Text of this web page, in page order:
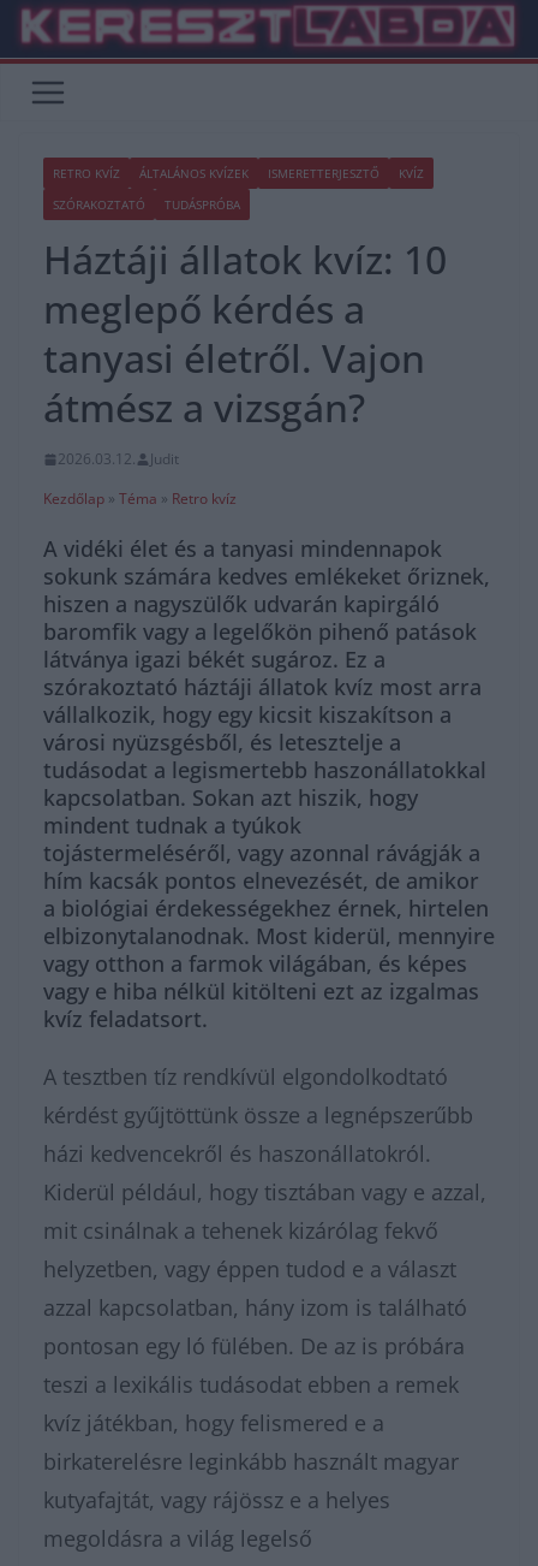
Skip
content
RETRO KVÍZ ÁLTALÁNOS KVÍZEK ISMERETTERJESZTŐ
KVÍZ
SZÓRAKOZTATÓ
TUDÁSPRÓBA
Háztáji állatok kvíz: 10
meglepő kérdés a
tanyasi életről. Vajon
átmész a vizsgán?
2026.03.12.
Judit
Kezdőlap » Téma » Retro kvíz
A vidéki élet és a tanyasi mindennapok
sokunk számára kedves emlékeket őriznek,
hiszen a nagyszülők udvarán kapirgáló
baromfik vagy a legelőkön pihenő patások
látványa igazi békét sugároz. Ez a
szórakoztató háztáji állatok kvíz most arra
vállalkozik, hogy egy kicsit kiszakítson a
városi nyüzsgésből, és letesztelje a
tudásodat a legismertebb haszonállatokkal
kapcsolatban. Sokan azt hiszik, hogy
mindent tudnak a tyúkok
tojástermeléséről, vagy azonnal rávágják a
hím kacsák pontos elnevezését, de amikor
a biológiai érdekességekhez érnek, hirtelen
elbizonytalanodnak. Most kiderül, mennyire
vagy otthon a farmok világában, és képes
vagy e hiba nélkül kitölteni ezt az izgalmas
kvíz feladatsort.
A tesztben tíz rendkívül elgondolkodtató
kérdést gyűjtöttünk össze a legnépszerűbb
házi kedvencekről és haszonállatokról.
Kiderül például, hogy tisztában vagy e azzal,
mit csinálnak a tehenek kizárólag fekvő
helyzetben, vagy éppen tudod e a választ
azzal kapcsolatban, hány izom is található
pontosan egy ló fülében. De az is próbára
teszi a lexikális tudásodat ebben a remek
kvíz játékban, hogy felismered e a
birkaterelésre leginkább használt magyar
kutyafajtát, vagy rájössz e a helyes
megoldásra a világ legelső